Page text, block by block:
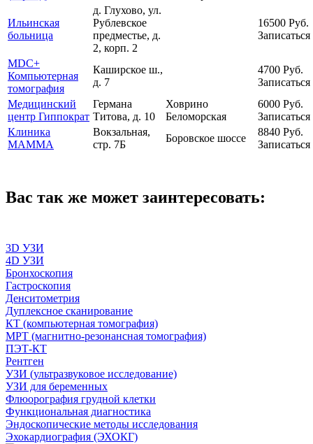
Ильинская
больница
д. Глухово, ул.
Рублевское
предместье, д.
2, корп. 2
16500 Руб.
Записаться
MDC+
Компьютерная
томография
Каширское ш.,
д. 7
4700 Руб.
Записаться
Медицинский
центр Гиппократ
Германа
Титова, д. 10
Ховрино
Беломорская
6000 Руб.
Записаться
Клиника
МАММА
Вокзальная,
стр. 7Б
Боровское шоссе
8840 Руб.
Записаться
Вас так же может заинтересовать:
3D УЗИ
4D УЗИ
Бронхоскопия
Гастроскопия
Денситометрия
Дуплексное сканирование
КТ (компьютерная томография)
МРТ (магнитно-резонансная томография)
ПЭТ-КТ
Рентген
УЗИ (ультразвуковое исследование)
УЗИ для беременных
Флюорография грудной клетки
Функциональная диагностика
Эндоскопические методы исследования
Эхокардиография (ЭХОКГ)